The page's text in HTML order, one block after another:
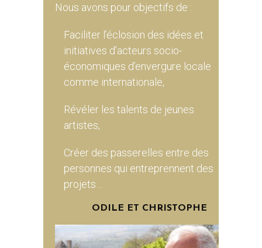
Nous avons pour objectifs de :
Faciliter l’éclosion des idées et
initiatives d’acteurs socio-
économiques d’envergure locale
comme internationale,
Révéler les talents de jeunes
artistes,
Créer des passerelles entre des
personnes qui entreprennent des
projets…
ODILE ET CHRISTOPHE